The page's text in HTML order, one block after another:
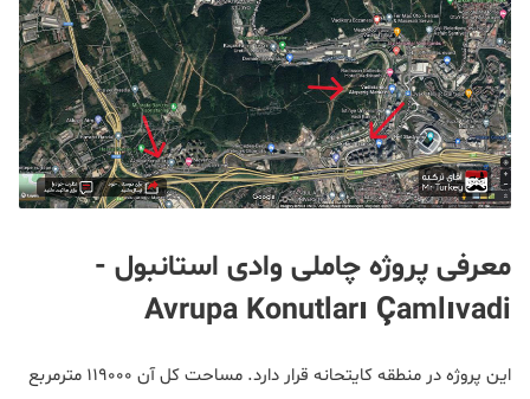
معرفی پروژه چاملی وادی استانبول -
Avrupa Konutları Çamlıvadi
این پروژه در منطقه کایتحانه قرار دارد. مساحت کل آن ۱۱۹۰۰۰ مترمربع